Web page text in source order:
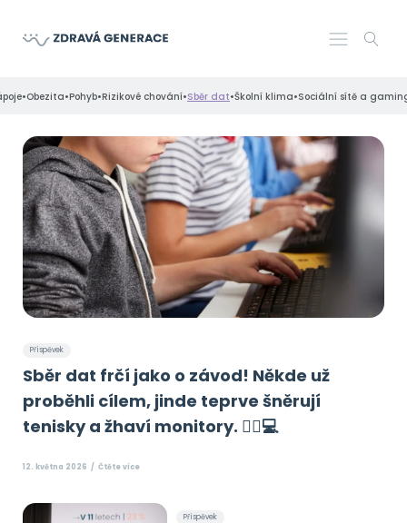
•Obezita•Pohyb•Rizikové chování•Sběr dat•Školní klima•Sociální sítě a
Příspěvek
Sběr dat frčí jako o závod! Někde už
proběhli cílem, jinde teprve šněrují
tenisky a žhaví monitory. 🏃‍♂️💻
12. května 2026 Čtěte více
Příspěvek